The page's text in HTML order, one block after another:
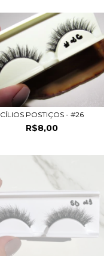
CÍLIOS POSTIÇOS - #26
R$8,00